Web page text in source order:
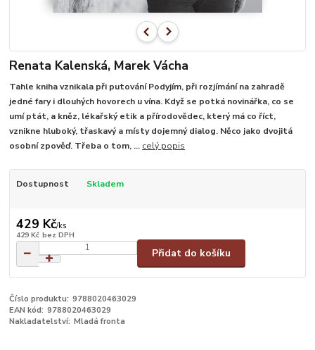
Renata Kalenská, Marek Vácha
Tahle kniha vznikala při putování Podyjím, při rozjímání na zahradě
jedné fary i dlouhých hovorech u vína. Když se potká novinářka, co se
umí ptát, a kněz, lékařský etik a přírodovědec, který má co říct,
vznikne hluboký, třaskavý a místy dojemný dialog. Něco jako dvojitá
osobní zpověď. Třeba o tom, ... celý popis
Dostupnost Skladem
429 Kč/ks
429 Kč bez DPH
Přidat do košíku
Číslo produktu: 9788020463029
EAN kód: 9788020463029
Nakladatelství: Mladá fronta